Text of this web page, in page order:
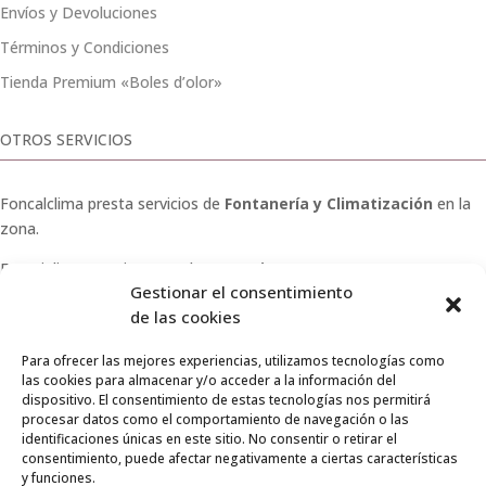
Gestionar el consentimiento
de las cookies
Para ofrecer las mejores experiencias, utilizamos tecnologías como
las cookies para almacenar y/o acceder a la información del
dispositivo. El consentimiento de estas tecnologías nos permitirá
procesar datos como el comportamiento de navegación o las
identificaciones únicas en este sitio. No consentir o retirar el
consentimiento, puede afectar negativamente a ciertas características
y funciones.
Envíos y Devoluciones
Términos y Condiciones
Tienda Premium «Boles d’olor»
OTROS SERVICIOS
Foncalclima presta servicios de Fontanería y Climatización en la
zona.
Especialistas en sistemas de
Osmosis
Pide presupuesto sin compromiso o llámanos y haz tu
© 2026 Foncalclima · Todos los derechos reservados